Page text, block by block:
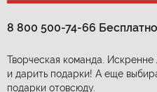
8 800 500-74-66
Творческая команда.
и дарить подарки! А еще
подарки отовсюду.